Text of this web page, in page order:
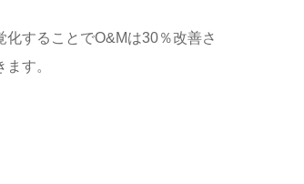
することでO&Mは30％改善さ
す。